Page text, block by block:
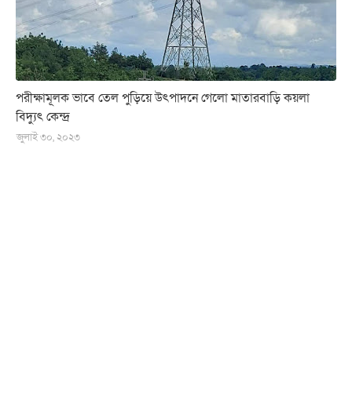
পরীক্ষামূলক ভাবে তেল পুড়িয়ে উৎপাদনে গেলো মাতারবাড়ি কয়লা
বিদ্যুৎ কেন্দ্র
জুলাই ৩০, ২০২৩